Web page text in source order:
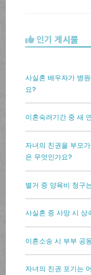
인기 게시물
사실혼 배우자가 병
요?
이혼숙려기간 중 새
자녀의 친권을 부모
은 무엇인가요?
별거 중 양육비 청구
사실혼 중 사망 시 상
이혼소송 시 부부 공
자녀의 친권 포기는